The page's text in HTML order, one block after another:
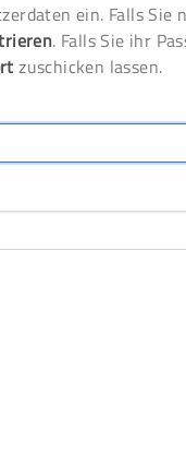
ein. Falls Sie
. Falls Sie ihr
zuschicken lassen.